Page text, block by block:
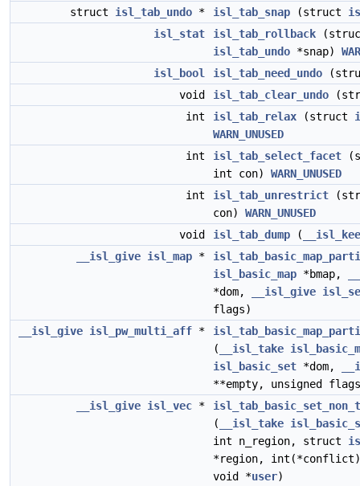
struct isl_tab_undo * isl_tab_snap (struct
isl_stat
isl_tab_rollback
isl_tab_undo *snap)
isl_bool
isl_tab_need_undo
void
isl_tab_clear_undo
int
isl_tab_relax (struct
WARN_UNUSED
int
isl_tab_select_facet
int con) WARN_UNUSED
int
isl_tab_unrestrict
con) WARN_UNUSED
void
isl_tab_dump (
__isl_give isl_map *
isl_basic_map *bmap,
*dom,
__isl_give
flags)
__isl_give isl_pw_multi_aff *
(
__isl_take
isl_basic_set *dom,
**empty, unsigned
__isl_give isl_vec *
(
__isl_take
int n_region, struct
*region,
void *user)